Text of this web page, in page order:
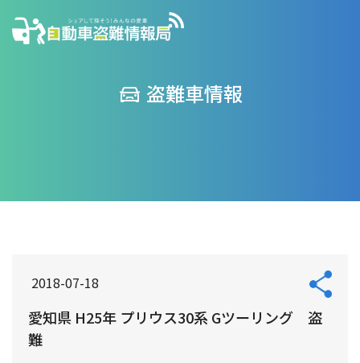
盗難車情報
2018-07-18
愛知県 H25年 プリウス30系 Gツーリング 盗
難